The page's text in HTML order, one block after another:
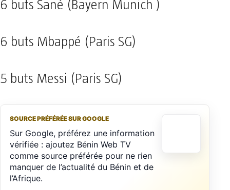
6 buts Sané (Bayern Munich )
6 buts Mbappé (Paris SG)
5 buts Messi (Paris SG)
SOURCE PRÉFÉRÉE SUR GOOGLE
Sur Google, préférez une information
vérifiée : ajoutez Bénin Web TV
comme source préférée pour ne rien
manquer de l’actualité du Bénin et de
l’Afrique.